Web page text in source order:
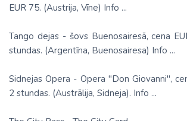
EUR 75. (Austrija, Vīne) Info ...
Tango dejas - šovs Buenosairesā, cena
stundas. (Argentīna, Buenosairesa) Info ...
Sidnejas Opera - Opera "Don Giovanni",
2 stundas. (Austrālija, Sidneja). Info ...